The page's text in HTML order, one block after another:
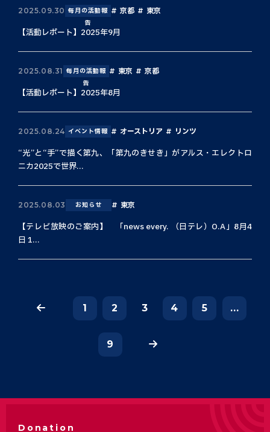
2025.09.30 毎月の活動報
告
京都 東京
【活動レポート】2025年9月
2025.08.31 毎月の活動報
告
東京 京都
【活動レポート】2025年8月
2025.08.24 イベント情報 オーストリア リンツ
“光”と“手”で描く第九、「第九のきせき」がアルス・エレクトロ
ニカ2025で世界...
2025.08.03 お知らせ 東京
【テレビ放映のご案内】 「news every. （日テレ）O.A」8月4
日 1...
1 2 3 4 5 ...
9
Donation